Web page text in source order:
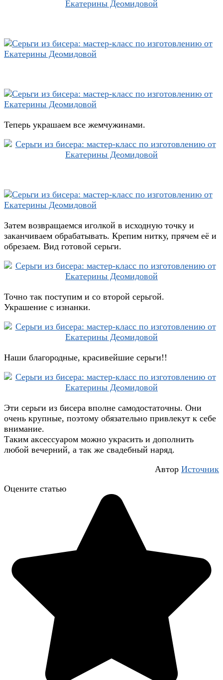
Теперь украшаем все жемчужинами.
Затем возвращаемся иголкой в исходную точку и
заканчиваем обрабатывать. Крепим нитку, прячем её и
обрезаем. Вид готовой серьги.
Точно так поступим и со второй серьгой.
Украшение с изнанки.
Наши благородные, красивейшие серьги!!
Эти серьги из бисера вполне самодостаточны. Они
очень крупные, поэтому обязательно привлекут к себе
внимание.
Таким аксессуаром можно украсить и дополнить
любой вечерний, а так же свадебный наряд.
Автор Источник
Оцените статью